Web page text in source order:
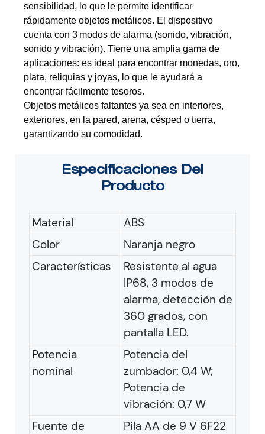
sensibilidad, lo que le permite identificar
rápidamente objetos metálicos. El dispositivo
cuenta con 3 modos de alarma (sonido, vibración,
sonido y vibración). Tiene una amplia gama de
aplicaciones: es ideal para encontrar monedas, oro,
plata, reliquias y joyas, lo que le ayudará a
encontrar fácilmente tesoros.
Objetos metálicos faltantes ya sea en interiores,
exteriores, en la pared, arena, césped o tierra,
garantizando su comodidad.
EspecificacionesDel
Producto
Material
ABS
Color
Naranja negro
Características
Resistente al agua
IP68, 3 modos de
alarma, detección de
360 ​​grados, con
pantalla LED.
Potencia
nominal
Potencia del
zumbador: 0,4 W;
Potencia de
vibración: 0,7 W
Fuente de
Pila AA de 9 V 6F22